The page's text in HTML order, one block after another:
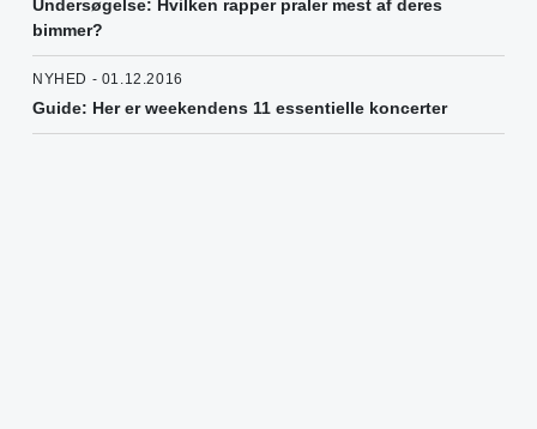
Undersøgelse: Hvilken rapper praler mest af deres
bimmer?
NYHED - 01.12.2016
Guide: Her er weekendens 11 essentielle koncerter